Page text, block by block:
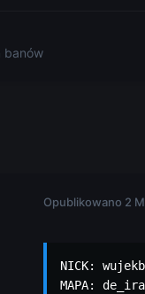
banów
Opublikowano 2
NICK:
MAPA: